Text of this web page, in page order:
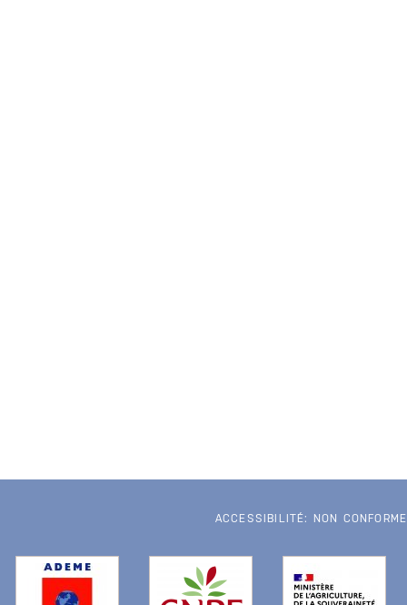
ACCESSIBILITÉ: NON CONFORME